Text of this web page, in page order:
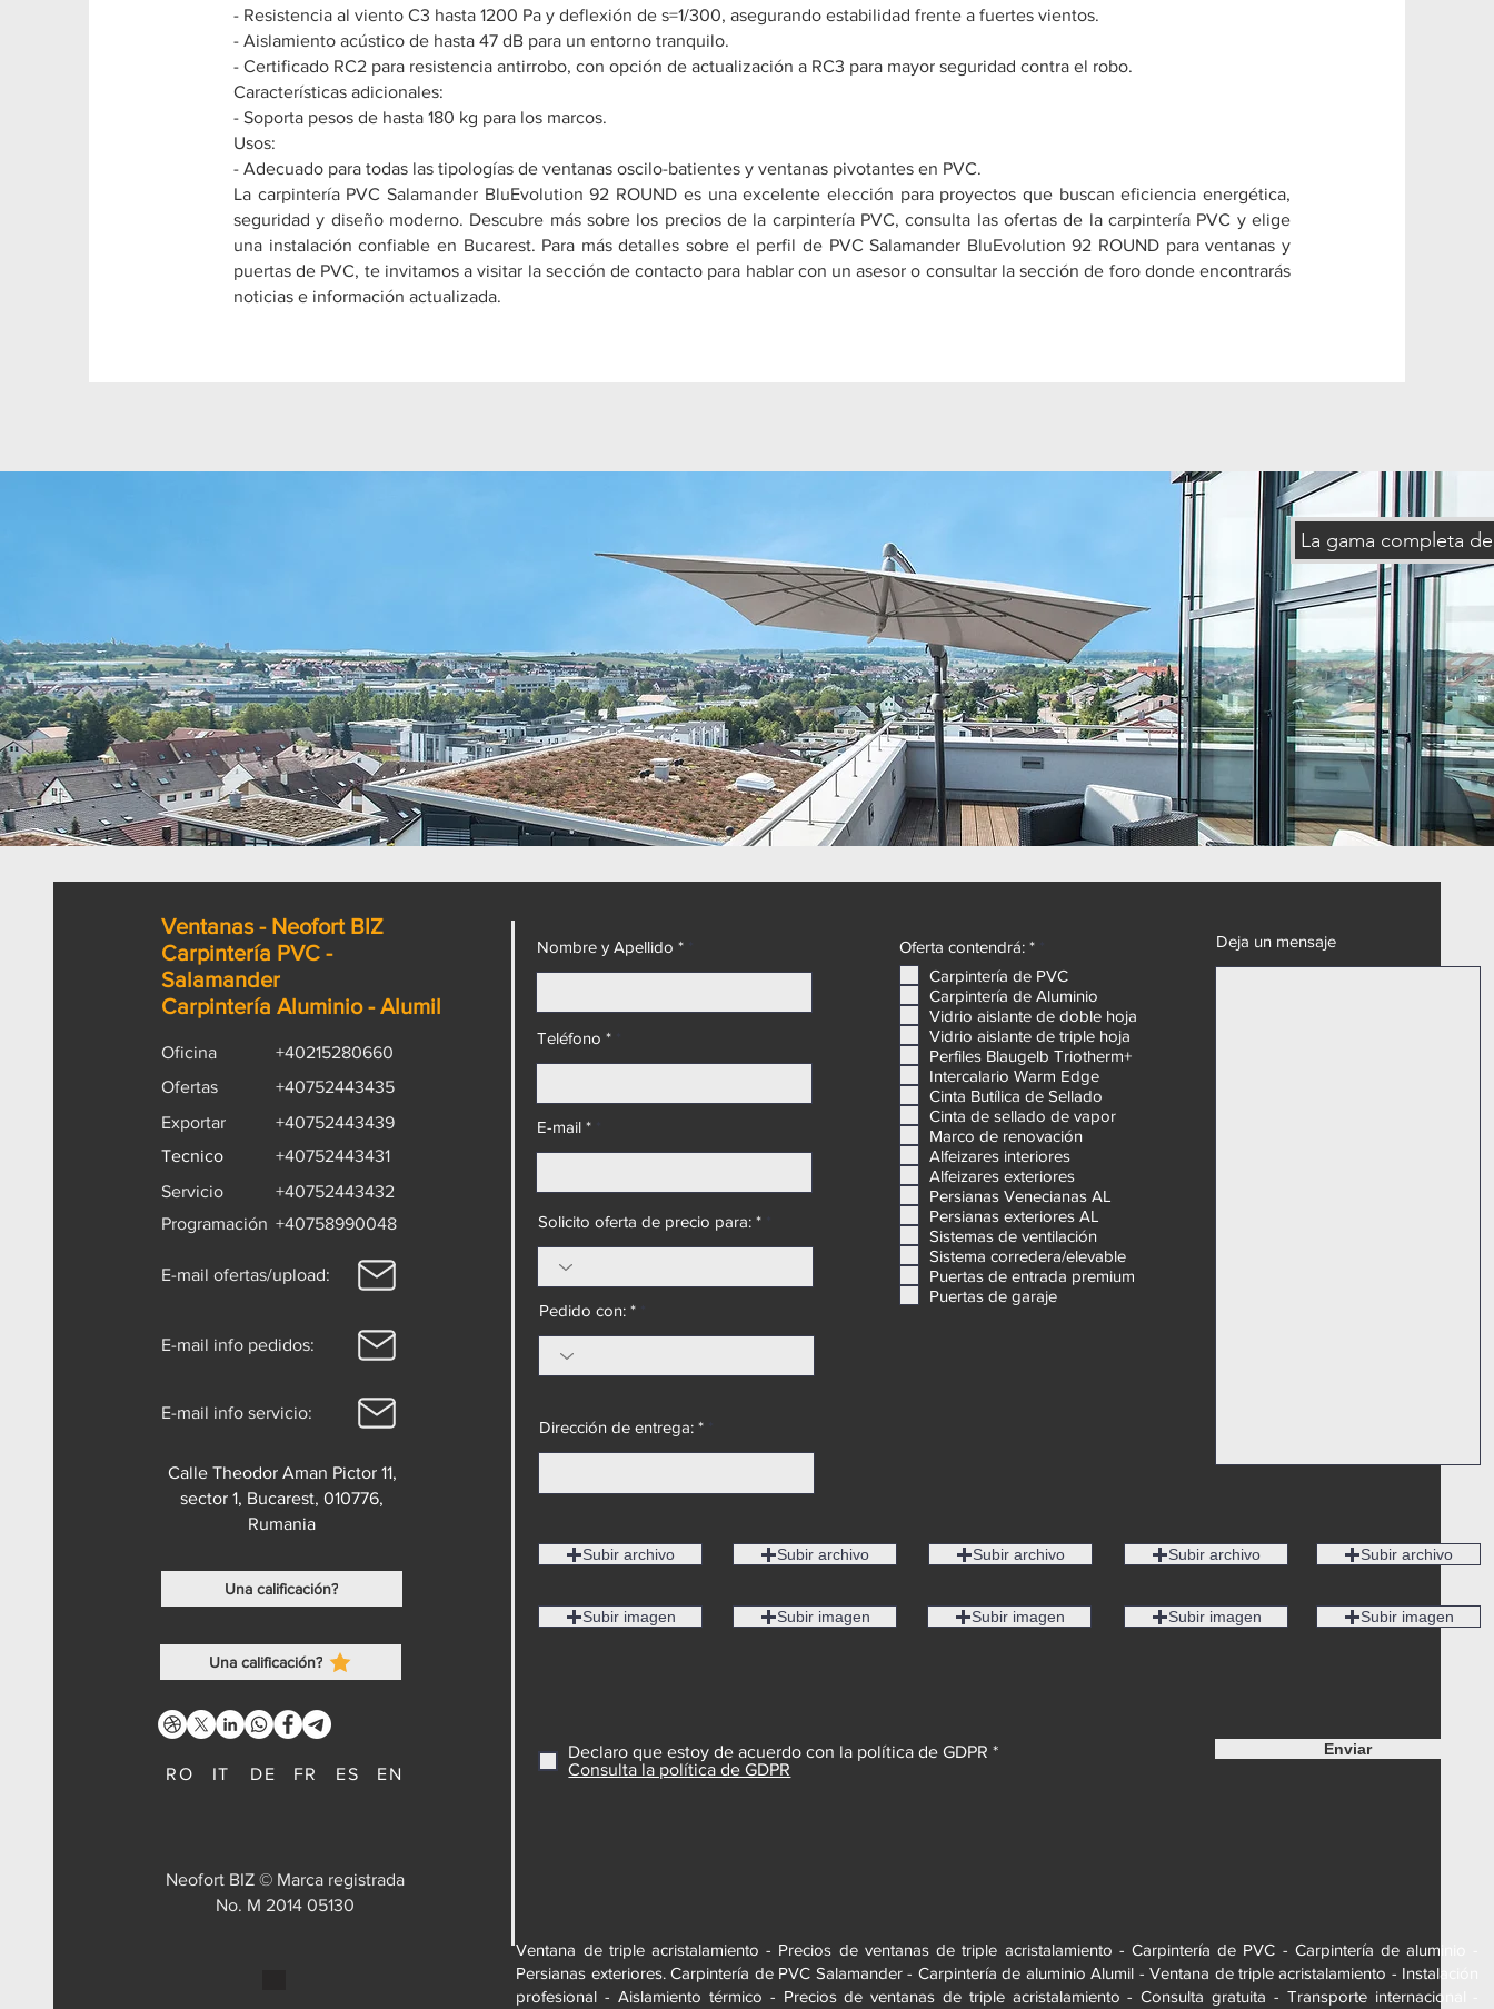
- Resistencia al viento C3 hasta 1200 Pa y deflexión de s=1/300, asegurando estabilidad frente a fuertes vientos.
- Aislamiento acústico de hasta 47 dB para un entorno tranquilo.
- Certificado RC2 para resistencia antirrobo, con opción de actualización a RC3 para mayor seguridad contra el robo.
Características adicionales:
- Soporta pesos de hasta 180 kg para los marcos.
Usos:
- Adecuado para todas las tipologías de ventanas oscilo-batientes y ventanas pivotantes en PVC.
La carpintería PVC Salamander BluEvolution 92 ROUND es una excelente elección para proyectos que buscan eficiencia energética,
seguridad y diseño moderno. Descubre más sobre los precios de la carpintería PVC, consulta las ofertas de la carpintería PVC y elige
una instalación confiable en Bucarest. Para más detalles sobre el perfil de PVC Salamander BluEvolution 92 ROUND para ventanas y
puertas de PVC, te invitamos a visitar la sección de contacto para hablar con un asesor o consultar la sección de foro donde encontrarás
noticias e información actualizada.
La gama completa
Ventanas - Neofort BIZ
Carpintería PVC -
Salamander
Carpintería Aluminio - Alumil
Oficina
+40215280660
Ofertas
+40752443435
Exportar
+40752443439
Tecnico
+40752443431
Servicio
+40752443432
Programación +40758990048
E-mail ofertas/upload:
E-mail info pedidos:
E-mail info servicio:
Calle Theodor Aman Pictor 11,
sector 1, Bucarest, 010776,
Rumania
Una calificación?
Una calificación?
RO IT DE FR ES EN
Neofort BIZ © Marca registrada
No. M 2014 05130
Nombre y Apellido *
Teléfono *
E-mail *
Solicito oferta de precio para: *
Pedido con: *
Dirección de entrega: *
Oferta contendrá: *
l
i
g
a
t
o
r
o
Carpintería de PVC
Carpintería de Aluminio
Vidrio aislante de doble hoja
Vidrio aislante de triple hoja
Perfiles Blaugelb Triotherm+
Intercalario Warm Edge
Cinta Butílica de Sellado
Cinta de sellado de vapor
Marco de renovación
Alfeizares interiores
Alfeizares exteriores
Persianas Venecianas AL
Persianas exteriores AL
Sistemas de ventilación
Sistema corredera/elevable
Puertas de entrada premium
Puertas de garaje
Deja un mensaje
Subir archivo
Subir imagen
Subir archivo
Subir imagen
Subir archivo
Subir imagen
Subir archivo
Subir imagen
Subir archivo
Subir imagen
Declaro que estoy de acuerdo con la política de GDPR *
Consulta la política de GDPR
Enviar
Ventana de triple acristalamiento - Precios de ventanas de triple acristalamiento - Carpintería de PVC - Carpintería de aluminio -
Persianas exteriores. Carpintería de PVC Salamander - Carpintería de aluminio Alumil - Ventana de triple acristalamiento - Instalación
profesional - Aislamiento térmico - Precios de ventanas de triple acristalamiento - Consulta gratuita - Transporte internacional -